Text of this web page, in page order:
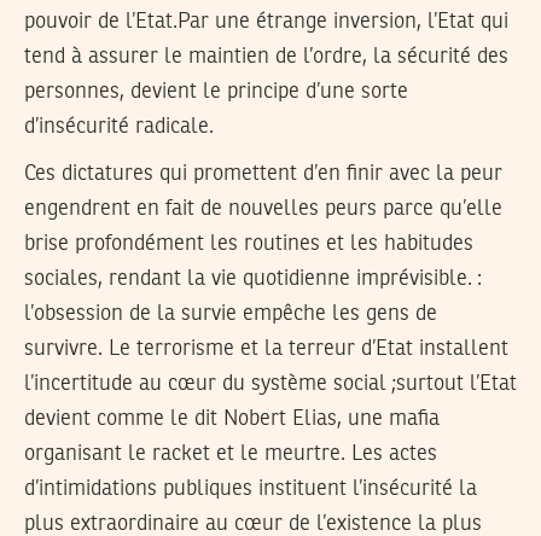
pouvoir de l’Etat.Par une étrange inversion, l’Etat qui
tend à assurer le maintien de l’ordre, la sécurité des
personnes, devient le principe d’une sorte
d’insécurité radicale.
Ces dictatures qui promettent d’en finir avec la peur
engendrent en fait de nouvelles peurs parce qu’elle
brise profondément les routines et les habitudes
sociales, rendant la vie quotidienne imprévisible. :
l’obsession de la survie empêche les gens de
survivre. Le terrorisme et la terreur d’Etat installent
l’incertitude au cœur du système social ;surtout l’Etat
devient comme le dit Nobert Elias, une mafia
organisant le racket et le meurtre. Les actes
d’intimidations publiques instituent l’insécurité la
plus extraordinaire au cœur de l’existence la plus